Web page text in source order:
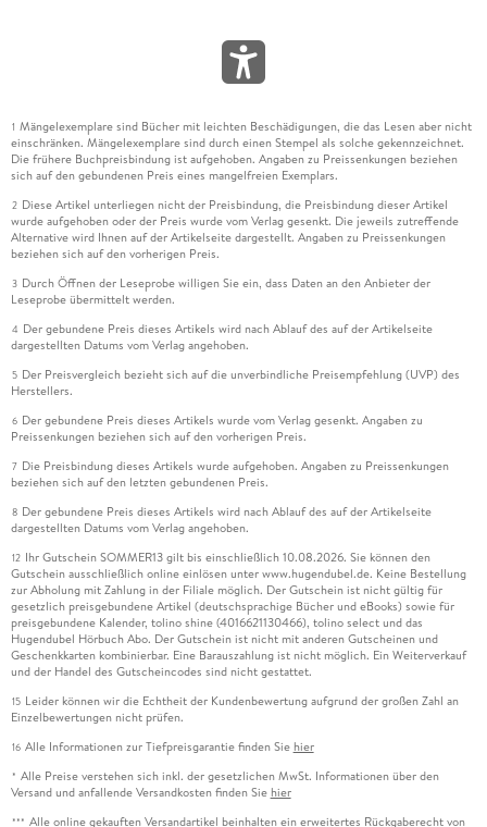
1 Mängelexemplare sind Bücher mit leichten Beschädigungen, die das Lesen aber nicht
einschränken. Mängelexemplare sind durch einen Stempel als solche gekennzeichnet.
Die frühere Buchpreisbindung ist aufgehoben. Angaben zu Preissenkungen beziehen
sich auf den gebundenen Preis eines mangelfreien Exemplars.
2 Diese Artikel unterliegen nicht der Preisbindung, die Preisbindung dieser Artikel
wurde aufgehoben oder der Preis wurde vom Verlag gesenkt. Die jeweils zutreffende
Alternative wird Ihnen auf der Artikelseite dargestellt. Angaben zu Preissenkungen
beziehen sich auf den vorherigen Preis.
3 Durch Öffnen der Leseprobe willigen Sie ein, dass Daten an den Anbieter der
Leseprobe übermittelt werden.
4 Der gebundene Preis dieses Artikels wird nach Ablauf des auf der Artikelseite
dargestellten Datums vom Verlag angehoben.
5 Der Preisvergleich bezieht sich auf die unverbindliche Preisempfehlung (UVP) des
Herstellers.
6 Der gebundene Preis dieses Artikels wurde vom Verlag gesenkt. Angaben zu
Preissenkungen beziehen sich auf den vorherigen Preis.
7 Die Preisbindung dieses Artikels wurde aufgehoben. Angaben zu Preissenkungen
beziehen sich auf den letzten gebundenen Preis.
8 Der gebundene Preis dieses Artikels wird nach Ablauf des auf der Artikelseite
dargestellten Datums vom Verlag angehoben.
12 Ihr Gutschein SOMMER13 gilt bis einschließlich 10.08.2026. Sie können den
Gutschein ausschließlich online einlösen unter www.hugendubel.de. Keine Bestellung
zur Abholung mit Zahlung in der Filiale möglich. Der Gutschein ist nicht gültig für
gesetzlich preisgebundene Artikel (deutschsprachige Bücher und eBooks) sowie für
preisgebundene Kalender, tolino shine (4016621130466), tolino select und das
Hugendubel Hörbuch Abo. Der Gutschein ist nicht mit anderen Gutscheinen und
Geschenkkarten kombinierbar. Eine Barauszahlung ist nicht möglich. Ein Weiterverkauf
und der Handel des Gutscheincodes sind nicht gestattet.
15 Leider können wir die Echtheit der Kundenbewertung aufgrund der großen Zahl an
Einzelbewertungen nicht prüfen.
16 Alle Informationen zur Tiefpreisgarantie finden Sie hier
* Alle Preise verstehen sich inkl. der gesetzlichen MwSt. Informationen über den
Versand und anfallende Versandkosten finden Sie hier
*** Alle online gekauften Versandartikel beinhalten ein erweitertes Rückgaberecht von